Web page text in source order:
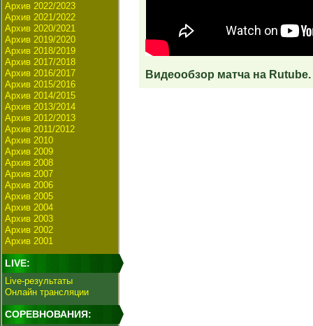
Архив 2022/2023
Архив 2021/2022
Архив 2020/2021
Архив 2019/2020
Архив 2018/2019
Архив 2017/2018
Архив 2016/2017
Архив 2015/2016
Архив 2014/2015
Архив 2013/2014
Архив 2012/2013
Архив 2011/2012
Архив 2010
Архив 2009
Архив 2008
Архив 2007
Архив 2006
Архив 2005
Архив 2004
Архив 2003
Архив 2002
Архив 2001
LIVE:
Live-результаты
Онлайн трансляции
СОРЕВНОВАНИЯ:
Видеообзор матча на Rutube.